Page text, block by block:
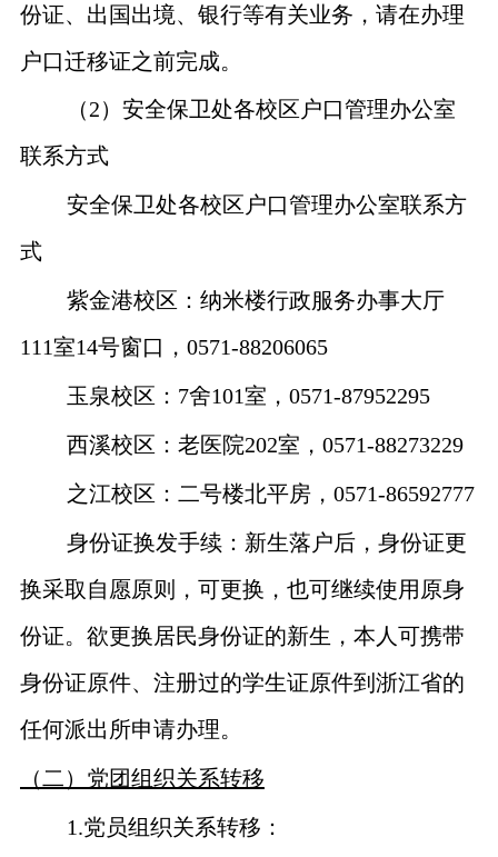
份证、出国出境、银行等有关业务，请在办理
户口迁移证之前完成。
（2）安全保卫处各校区户口管理办公室
联系方式
安全保卫处各校区户口管理办公室联系方
式
紫金港校区：纳米楼行政服务办事大厅
111室14号窗口， 0571-88206065
玉泉校区： 7舍101室，0571-87952295
西溪校区：老医院202室，0571-88273229
之江校区：二号楼北平房，0571-86592777
身份证换发手续：新生落户后，身份证更
换采取自愿原则，可更换，也可继续使用原身
份证。欲更换居民身份证的新生，本人可携带
身份证原件、注册过的学生证原件到浙江省的
任何派出所申请办理。
（二）党团组织关系转移
1.党员组织关系转移：